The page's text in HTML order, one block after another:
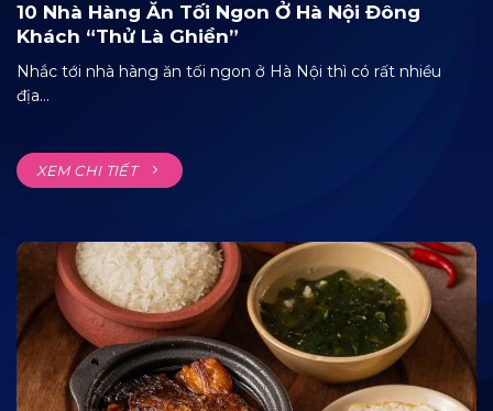
10 Nhà Hàng Ăn Tối Ngon Ở Hà Nội Đông
Khách “thử Là Ghiền”
Nhắc tới nhà hàng ăn tối ngon ở Hà Nội thì có rất nhiều
địa...
XEM CHI TIẾT